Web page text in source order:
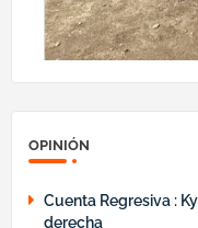
OPINIÓN
Cuenta Regresiva :
derecha